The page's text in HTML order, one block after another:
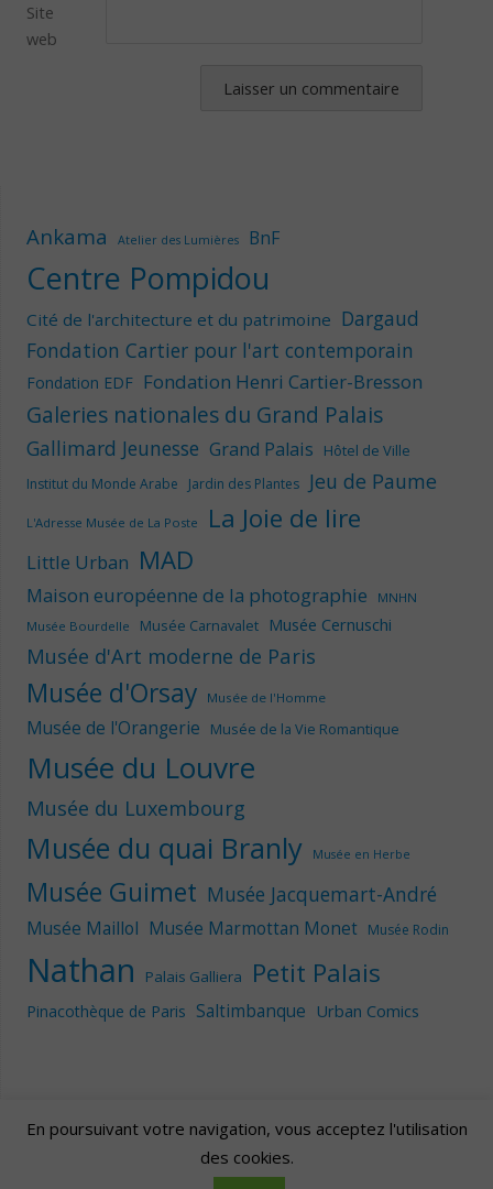
Site
web
Ankama Atelier des Lumières BnF
Centre Pompidou
Cité de l'architecture et du patrimoine Dargaud
Fondation Cartier pour l'art contemporain
Fondation EDF Fondation Henri Cartier-Bresson
Galeries nationales du Grand Palais
Gallimard Jeunesse Grand Palais Hôtel de Ville
Institut du Monde Arabe Jardin des Plantes Jeu de Paume
L'Adresse Musée de La Poste La Joie de lire
Little Urban MAD
Maison européenne de la photographie
MNHN
Musée Bourdelle
Musée Carnavalet Musée Cernuschi
Musée d'Art moderne de Paris
Musée d'Orsay Musée de l'Homme
Musée de l'Orangerie Musée de la Vie Romantique
Musée du Louvre
Musée du Luxembourg
Musée du quai Branly Musée en Herbe
Musée Guimet Musée Jacquemart-André
Musée Maillol Musée Marmottan Monet Musée Rodin
Nathan Palais Galliera Petit Palais
Pinacothèque de Paris Saltimbanque Urban Comics
| Fièrement propulsé par
En poursuivant votre navigation, vous acceptez l'utilisation
des cookies.